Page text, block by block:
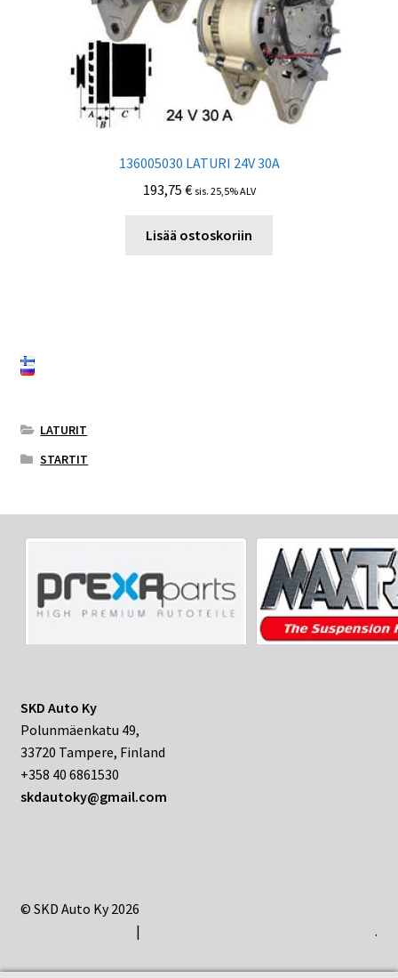
136005030 LATURI 24V 30A
193,75 € sis. 25,5% ALV
Lisää ostoskoriin
LATURIT
STARTIT
SKD Auto Ky
Polunmäenkatu 49,
33720 Tampere, Finland
+358 40 6861530
skdautoky@gmail.com
© SKD Auto Ky 2026
.